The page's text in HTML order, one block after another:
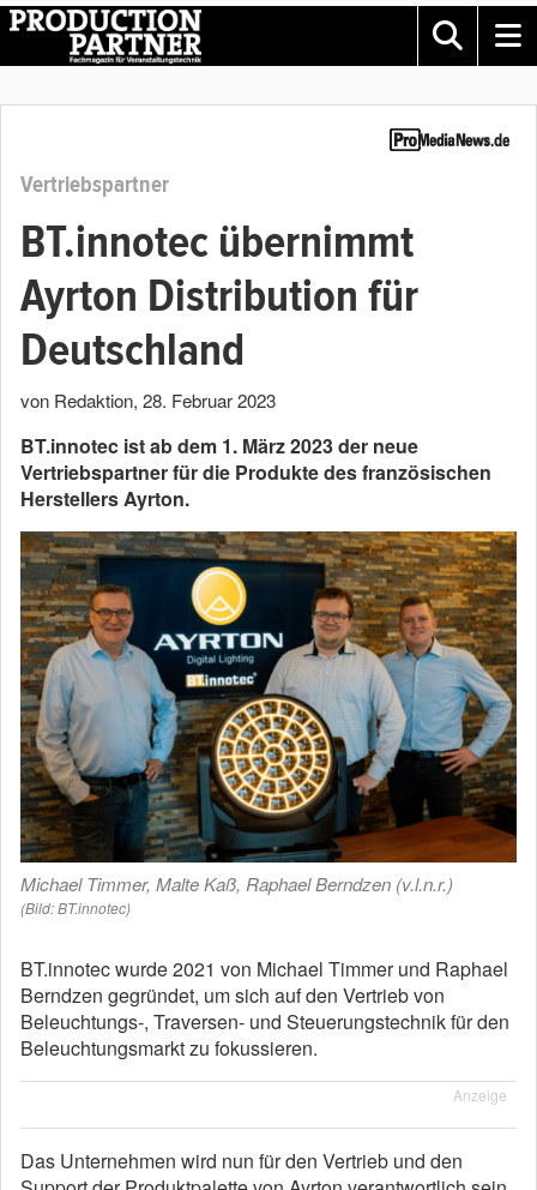
Vertriebspartner
BT.innotec übernimmt
Ayrton Distribution für
Deutschland
von Redaktion, 28. Februar 2023
BT.innotec ist ab dem 1. März 2023 der neue
Vertriebspartner für die Produkte des französischen
Herstellers Ayrton.
Michael Timmer, Malte Kaß, Raphael Berndzen (v.l.n.r.)
(Bild: BT.innotec)
BT.innotec wurde 2021 von Michael Timmer und Raphael
Berndzen gegründet, um sich auf den Vertrieb von
Beleuchtungs-, Traversen- und Steuerungstechnik für den
Beleuchtungsmarkt zu fokussieren.
Anzeige
Das Unternehmen wird nun für den Vertrieb und den